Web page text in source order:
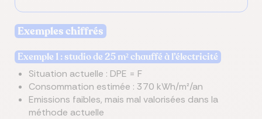
Exemples chiffrés
Exemple 1 : studio de 25 m² chauffé à l’électricité
Situation actuelle : DPE = F
Consommation estimée : 370 kWh/m²/an
Emissions faibles, mais mal valorisées dans la
méthode actuelle